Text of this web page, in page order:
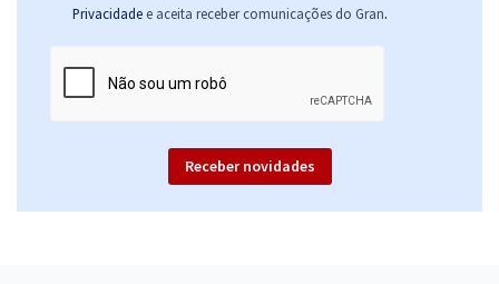
Privacidade e aceita receber comunicações do Gran.
Receber novidades